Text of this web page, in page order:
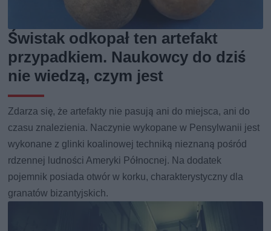
Świstak odkopał ten artefakt
przypadkiem. Naukowcy do dziś
nie wiedzą, czym jest
Zdarza się, że artefakty nie pasują ani do miejsca, ani do
czasu znalezienia. Naczynie wykopane w Pensylwanii jest
wykonane z glinki koalinowej techniką nieznaną pośród
rdzennej ludności Ameryki Północnej. Na dodatek
pojemnik posiada otwór w korku, charakterystyczny dla
granatów bizantyjskich.